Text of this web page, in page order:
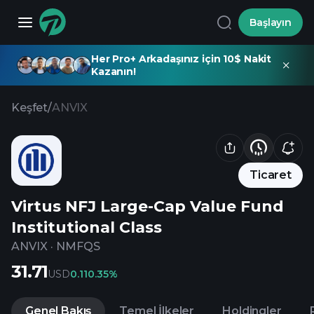
Başlayın
Her Pro+ Arkadaşınız için 10$ Nakit
Kazanın!
Keşfet/ANVIX
Ticaret
Virtus NFJ Large-Cap Value Fund
Institutional Class
ANVIX · NMFQS
31.71USD0.110.35%
Genel Bakış Temel İlkeler Holdingler